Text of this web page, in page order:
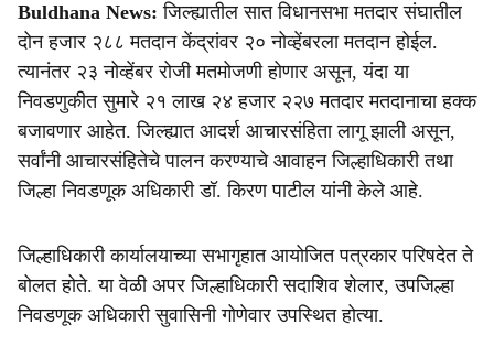
a
r
e
Buldhana News: जिल्ह्यातील सात विधानसभा मतदार संघातील
दोन हजार २८८ मतदान केंद्रांवर २० नोव्हेंबरला मतदान होईल.
त्यानंतर २३ नोव्हेंबर रोजी मतमोजणी होणार असून, यंदा या
निवडणुकीत सुमारे २१ लाख २४ हजार २२७ मतदार मतदानाचा हक्क
बजावणार आहेत. जिल्ह्यात आदर्श आचारसंहिता लागू झाली असून,
सर्वांनी आचारसंहितेचे पालन करण्याचे आवाहन जिल्हाधिकारी तथा
जिल्हा निवडणूक अधिकारी डॉ. किरण पाटील यांनी केले आहे.
जिल्हाधिकारी कार्यालयाच्या सभागृहात आयोजित पत्रकार परिषदेत ते
बोलत होते. या वेळी अपर जिल्हाधिकारी सदाशिव शेलार, उपजिल्हा
निवडणूक अधिकारी सुवासिनी गोणेवार उपस्थित होत्या.